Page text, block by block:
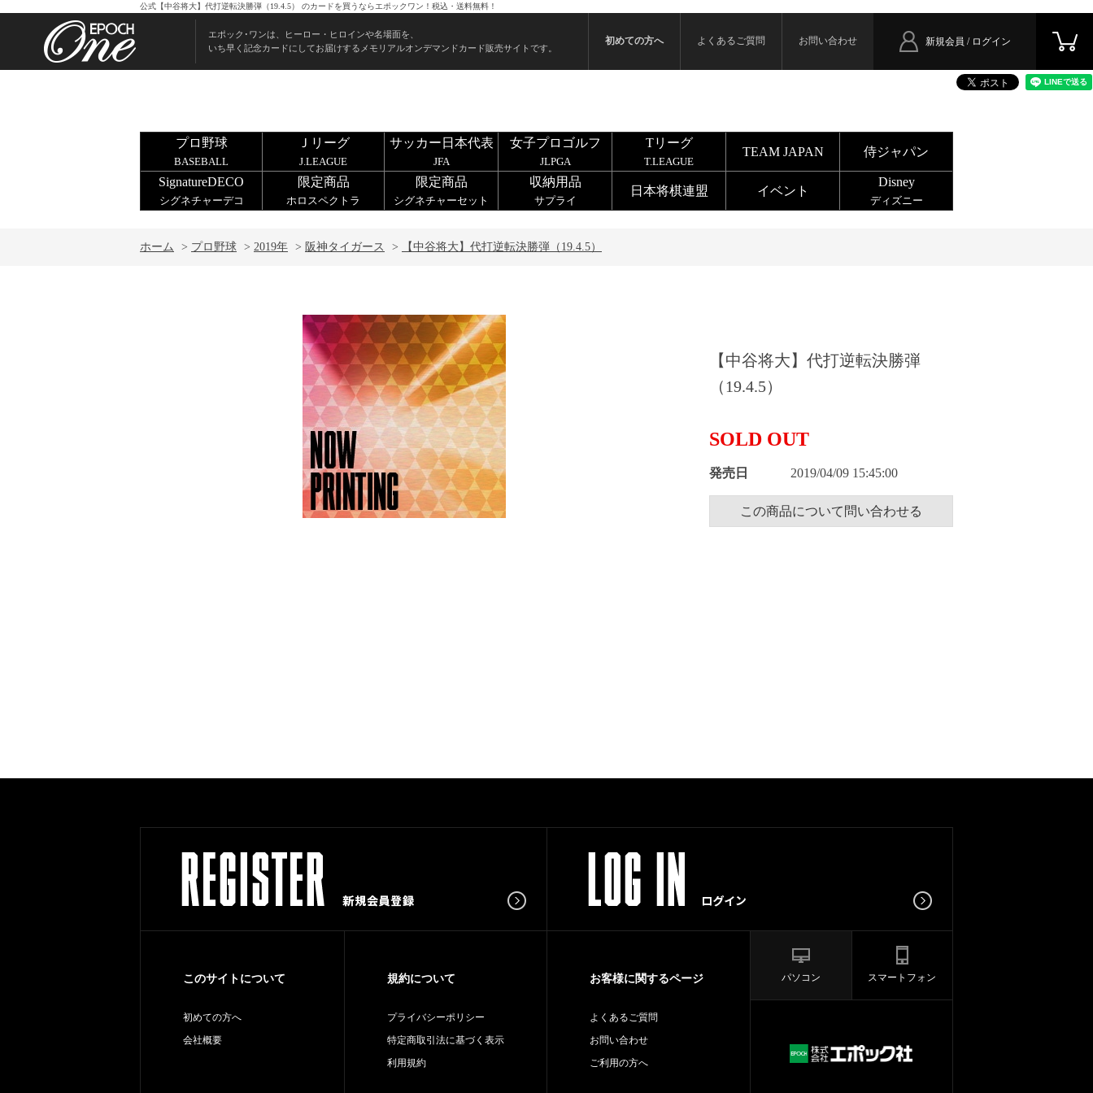
公式【中谷将大】代打逆転決勝弾（19.4.5） のカードを買うならエポックワン！税込・送料無料！
エポック･ワンは、ヒーロー・ヒロインや名場面を、
いち早く記念カードにしてお届けするメモリアルオンデマンドカード販売サイトです。
新規会員 / ログイン
初めての方へ よくあるご質問 お問い合わせ
プロ野球
BASEBALL
Ｊリーグ
J.LEAGUE
サッカー日本代表
JFA
女子プロゴルフ
JLPGA
Tリーグ
T.LEAGUE
TEAM JAPAN 侍ジャパン
SignatureDECO
シグネチャーデコ
限定商品
ホロスペクトラ
限定商品
シグネチャーセット
収納用品
サプライ
日本将棋連盟 イベント
Disney
ディズニー
ホーム > プロ野球 > 2019年 > 阪神タイガース > 【中谷将大】代打逆転決勝弾（19.4.5）
【中谷将大】代打逆転決勝弾
（19.4.5）
SOLD OUT
発売日 2019/04/09 15:45:00
この商品について問い合わせる
このサイトについて
初めての方へ
会社概要
規約について
プライバシーポリシー
特定商取引法に基づく表示
利用規約
お客様に関するページ
よくあるご質問
お問い合わせ
ご利用の方へ
パソコン スマートフォン